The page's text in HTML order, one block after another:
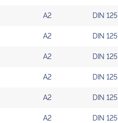
А2 DIN 125
А2 DIN 125
А2 DIN 125
А2 DIN 125
А2 DIN 125
А2 DIN 125